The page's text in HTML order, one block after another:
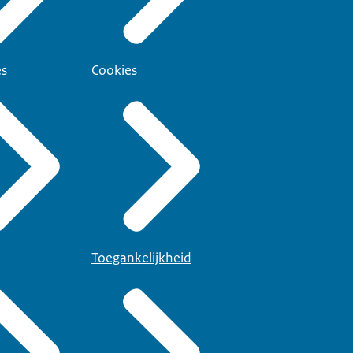
Cookies
Toegankelijkheid